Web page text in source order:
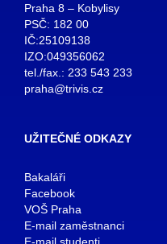
Praha 8 – Kobylisy
PSČ: 182 00
IČ:25109138
IZO:049356062
tel./fax.: 233 543 233
praha@trivis.cz
UŽITEČNÉ ODKAZY
Bakaláři
Facebook
VOŠ Praha
E-mail zaměstnanci
E-mail studenti